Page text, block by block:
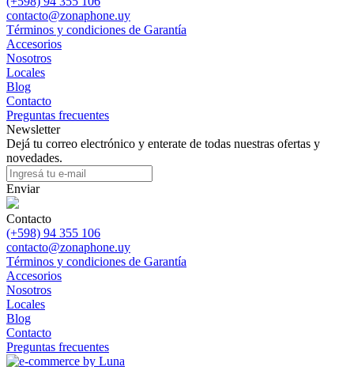
contacto@zonaphone.uy
Términos y condiciones de Garantía
Accesorios
Nosotros
Locales
Blog
Contacto
Preguntas frecuentes
Newsletter
Dejá tu correo electrónico y enterate de todas nuestras ofertas y
novedades.
Enviar
Contacto
(+598) 94 355 106
contacto@zonaphone.uy
Términos y condiciones de Garantía
Accesorios
Nosotros
Locales
Blog
Contacto
Preguntas frecuentes